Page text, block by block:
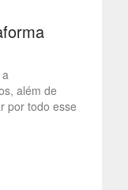
além de
por todo esse